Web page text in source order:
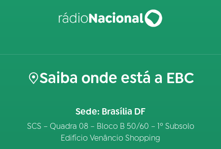
Saiba onde está a EBC
Sede: Brasília DF
SCS – Quadra 08 – Bloco B 50/60 – 1º Subsolo
Edifício Venâncio Shopping